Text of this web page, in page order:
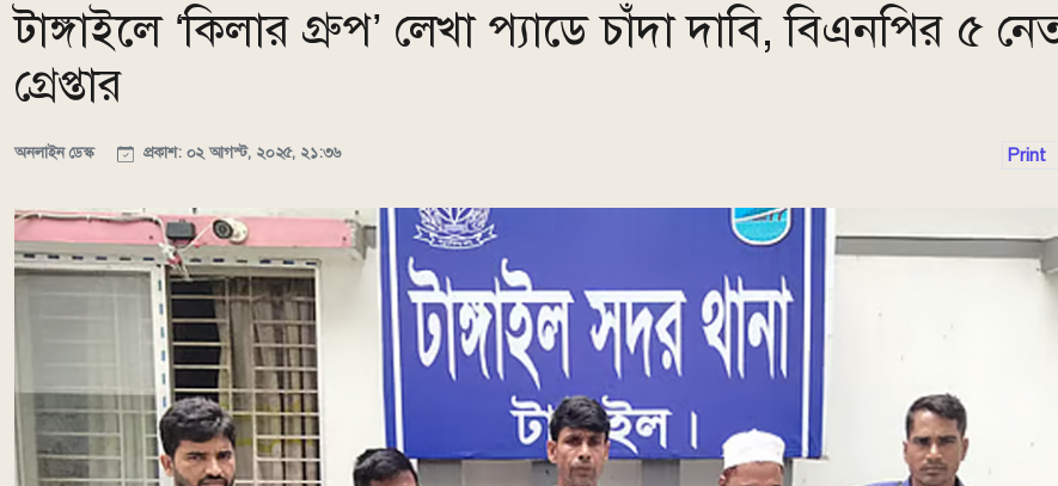
টাঙ্গাইলে ‘কিলার গ্রুপ’ লেখা প্যাডে চাঁদা দাবি, বিএনপির ৫
গ্রেপ্তার
অনলাইন ডেস্ক প্রকাশ: ০২ আগস্ট, ২০২৫, ২১:৩৬ Print